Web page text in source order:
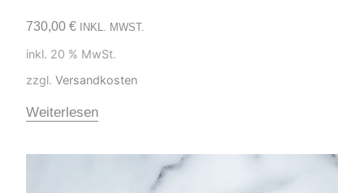
730,00 € INKL. MWST.
inkl. 20 % MwSt.
zzgl. Versandkosten
Weiterlesen